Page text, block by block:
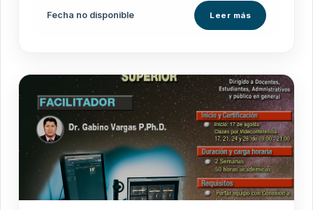
Fecha no disponible Leer más